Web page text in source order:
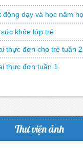
động dạy và học năm
khỏe lớp trẻ
thực đơn cho trẻ tuần 2
thực đơn tuần 1
Thư viện ảnh